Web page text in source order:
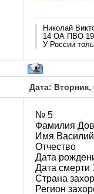
Николай
14 ОА ПВО
У России
Дата:
№ 5
Фамилия
Имя Василий
Отчество
Дата
Дата смерти
Страна
Регион